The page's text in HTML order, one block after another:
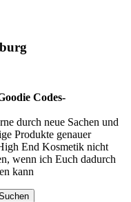
Codes-
durch neue Sachen und
Produkte genauer
End Kosmetik nicht
wenn ich Euch dadurch
kann